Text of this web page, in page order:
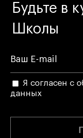
Будьте в
Школы
Я согласен с
данных